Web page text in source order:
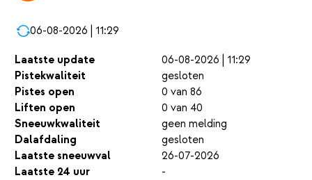
06-08-2026 | 11:29
Laatste update
06-08-2026 | 11:29
Pistekwaliteit
gesloten
Pistes open
0 van 86
Liften open
0 van 40
Sneeuwkwaliteit
geen melding
Dalafdaling
gesloten
Laatste sneeuwval
26-07-2026
Laatste 24 uur
-